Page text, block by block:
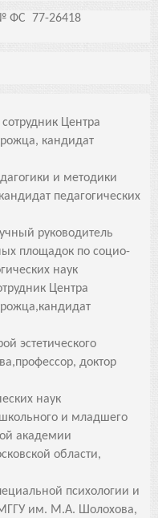
ФС 77-26418
Центра
кандидат
и методики
кандидат педагогических
руководитель
площадок по социо-
наук
Центра
кандидат
эстетического
профессор, доктор
наук
и младшего
академии
области,
психологии и
МГГУ им. М.А. Шолохова,